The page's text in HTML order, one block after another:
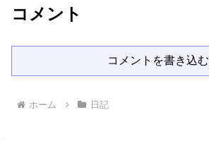
コメント
コメントを書き込む
ホーム 日記